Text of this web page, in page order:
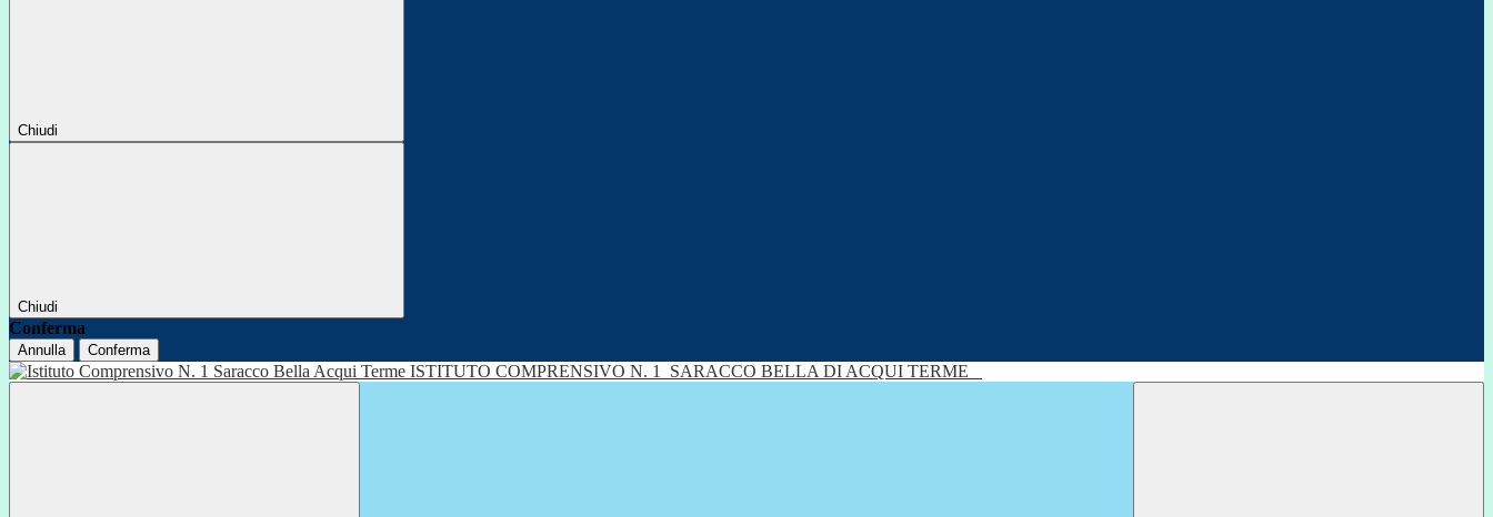
Chiudi
Chiudi
Conferma
Annulla Conferma
ISTITUTO COMPRENSIVO N. 1 SARACCO BELLA DI ACQUI TERME